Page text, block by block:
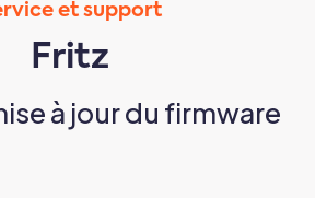
et support
Fritz
à jour du firmware